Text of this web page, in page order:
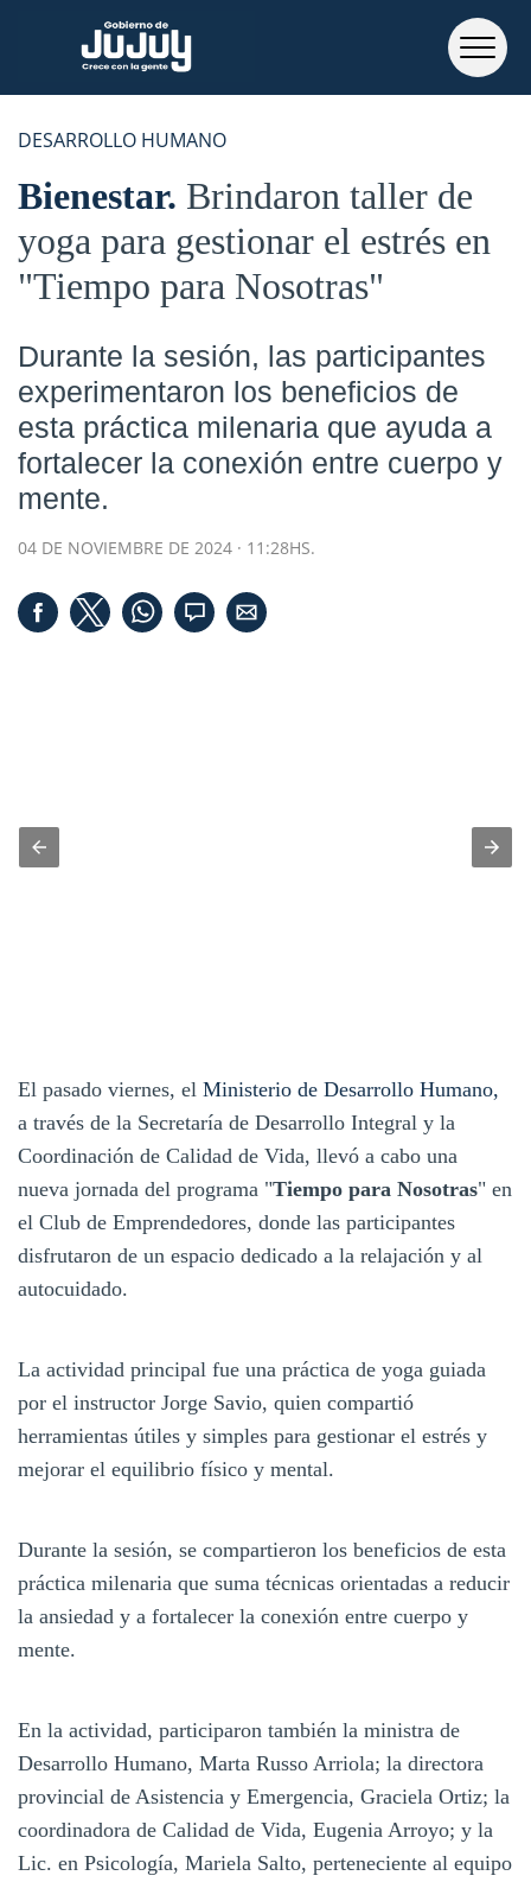
DESARROLLO HUMANO
Bienestar Brindaron taller de
yoga para gestionar el estrés en
"Tiempo para Nosotras"
Durante la sesión, las participantes
experimentaron los beneficios de
esta práctica milenaria que ayuda a
fortalecer la conexión entre cuerpo y
mente.
04 DE NOVIEMBRE DE 2024 · 11:28HS.
El pasado viernes, el Ministerio de Desarrollo Humano,
a través de la Secretaría de Desarrollo Integral y la
Coordinación de Calidad de Vida, llevó a cabo una
nueva jornada del programa "Tiempo para Nosotras" en
el Club de Emprendedores, donde las participantes
disfrutaron de un espacio dedicado a la relajación y al
autocuidado.
La actividad principal fue una práctica de yoga guiada
por el instructor Jorge Savio, quien compartió
herramientas útiles y simples para gestionar el estrés y
mejorar el equilibrio físico y mental.
Durante la sesión, se compartieron los beneficios de esta
práctica milenaria que suma técnicas orientadas a reducir
la ansiedad y a fortalecer la conexión entre cuerpo y
mente.
En la actividad, participaron también la ministra de
Desarrollo Humano, Marta Russo Arriola; la directora
provincial de Asistencia y Emergencia, Graciela Ortiz; la
coordinadora de Calidad de Vida, Eugenia Arroyo; y la
Lic. en Psicología, Mariela Salto, perteneciente al equipo